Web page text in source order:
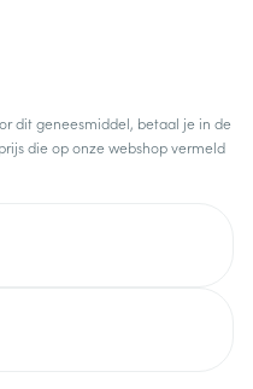
dit geneesmiddel, betaal je in de
die op onze webshop vermeld